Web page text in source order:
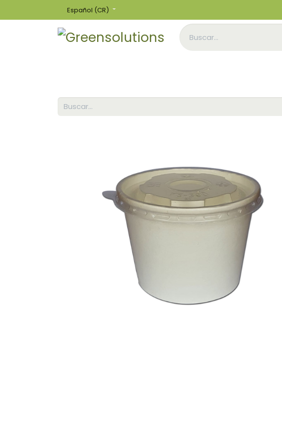
Español (CR)